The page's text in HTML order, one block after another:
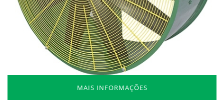
MAIS INFORMAÇÕES